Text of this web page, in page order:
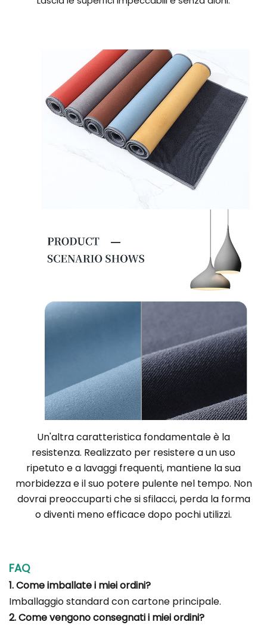
Un'altra caratteristica fondamentale è la
resistenza. Realizzato per resistere a un uso
ripetuto e a lavaggi frequenti, mantiene la sua
morbidezza e il suo potere pulente nel tempo. Non
dovrai preoccuparti che si sfilacci, perda la forma
o diventi meno efficace dopo pochi utilizzi.
FAQ
1. Come imballate i miei ordini?
Imballaggio standard con cartone principale.
2. Come vengono consegnati i miei ordini?